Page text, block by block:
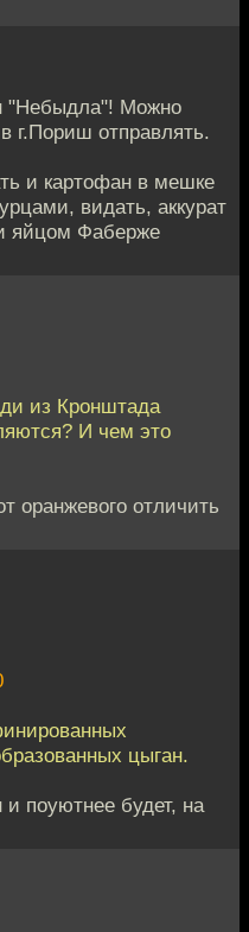
"Небыдла"! Можно
г.Пориш отправлять.
и картофан в мешке
видать, аккурат
яйцом Фаберже
из Кронштада
И чем это
оранжевого отличить
цыган.
поуютнее будет, на